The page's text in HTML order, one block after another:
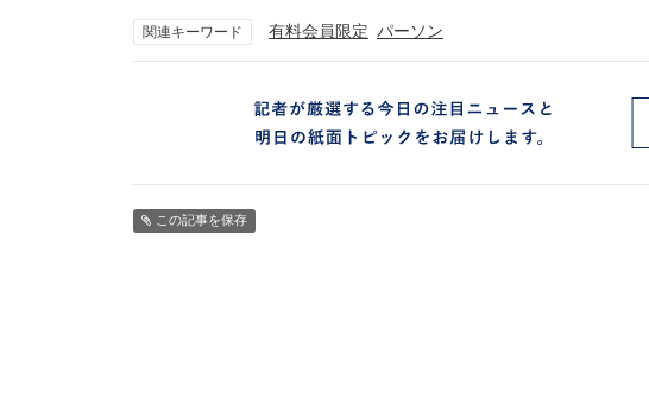
関連キーワード 有料会員限定 パーソン
この記事を保存